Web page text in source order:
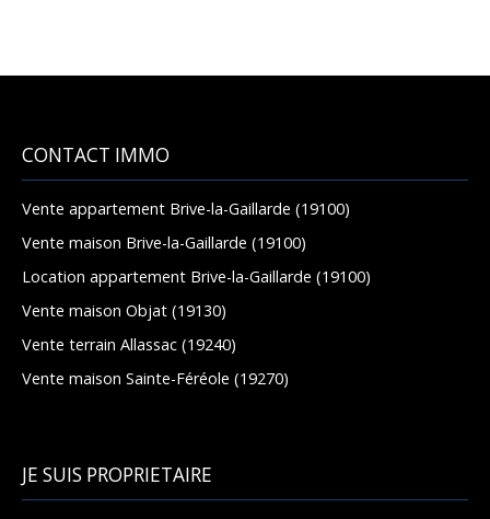
CONTACT IMMO
Vente appartement Brive-la-Gaillarde (19100)
Vente maison Brive-la-Gaillarde (19100)
Location appartement Brive-la-Gaillarde (19100)
Vente maison Objat (19130)
Vente terrain Allassac (19240)
Vente maison Sainte-Féréole (19270)
JE SUIS PROPRIETAIRE